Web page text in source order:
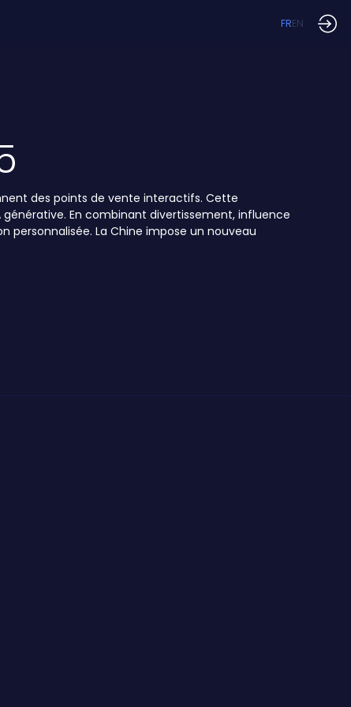
FREN
des points de vente interactifs. Cette
générative. En combinant divertissement, influence
La Chine impose un nouveau